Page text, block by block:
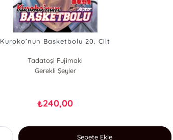
Kuroko’nun Basketbolu 20. Cilt
Tadatoşi Fujimaki
Gerekli Şeyler
₺240,00
Sepete Ekle